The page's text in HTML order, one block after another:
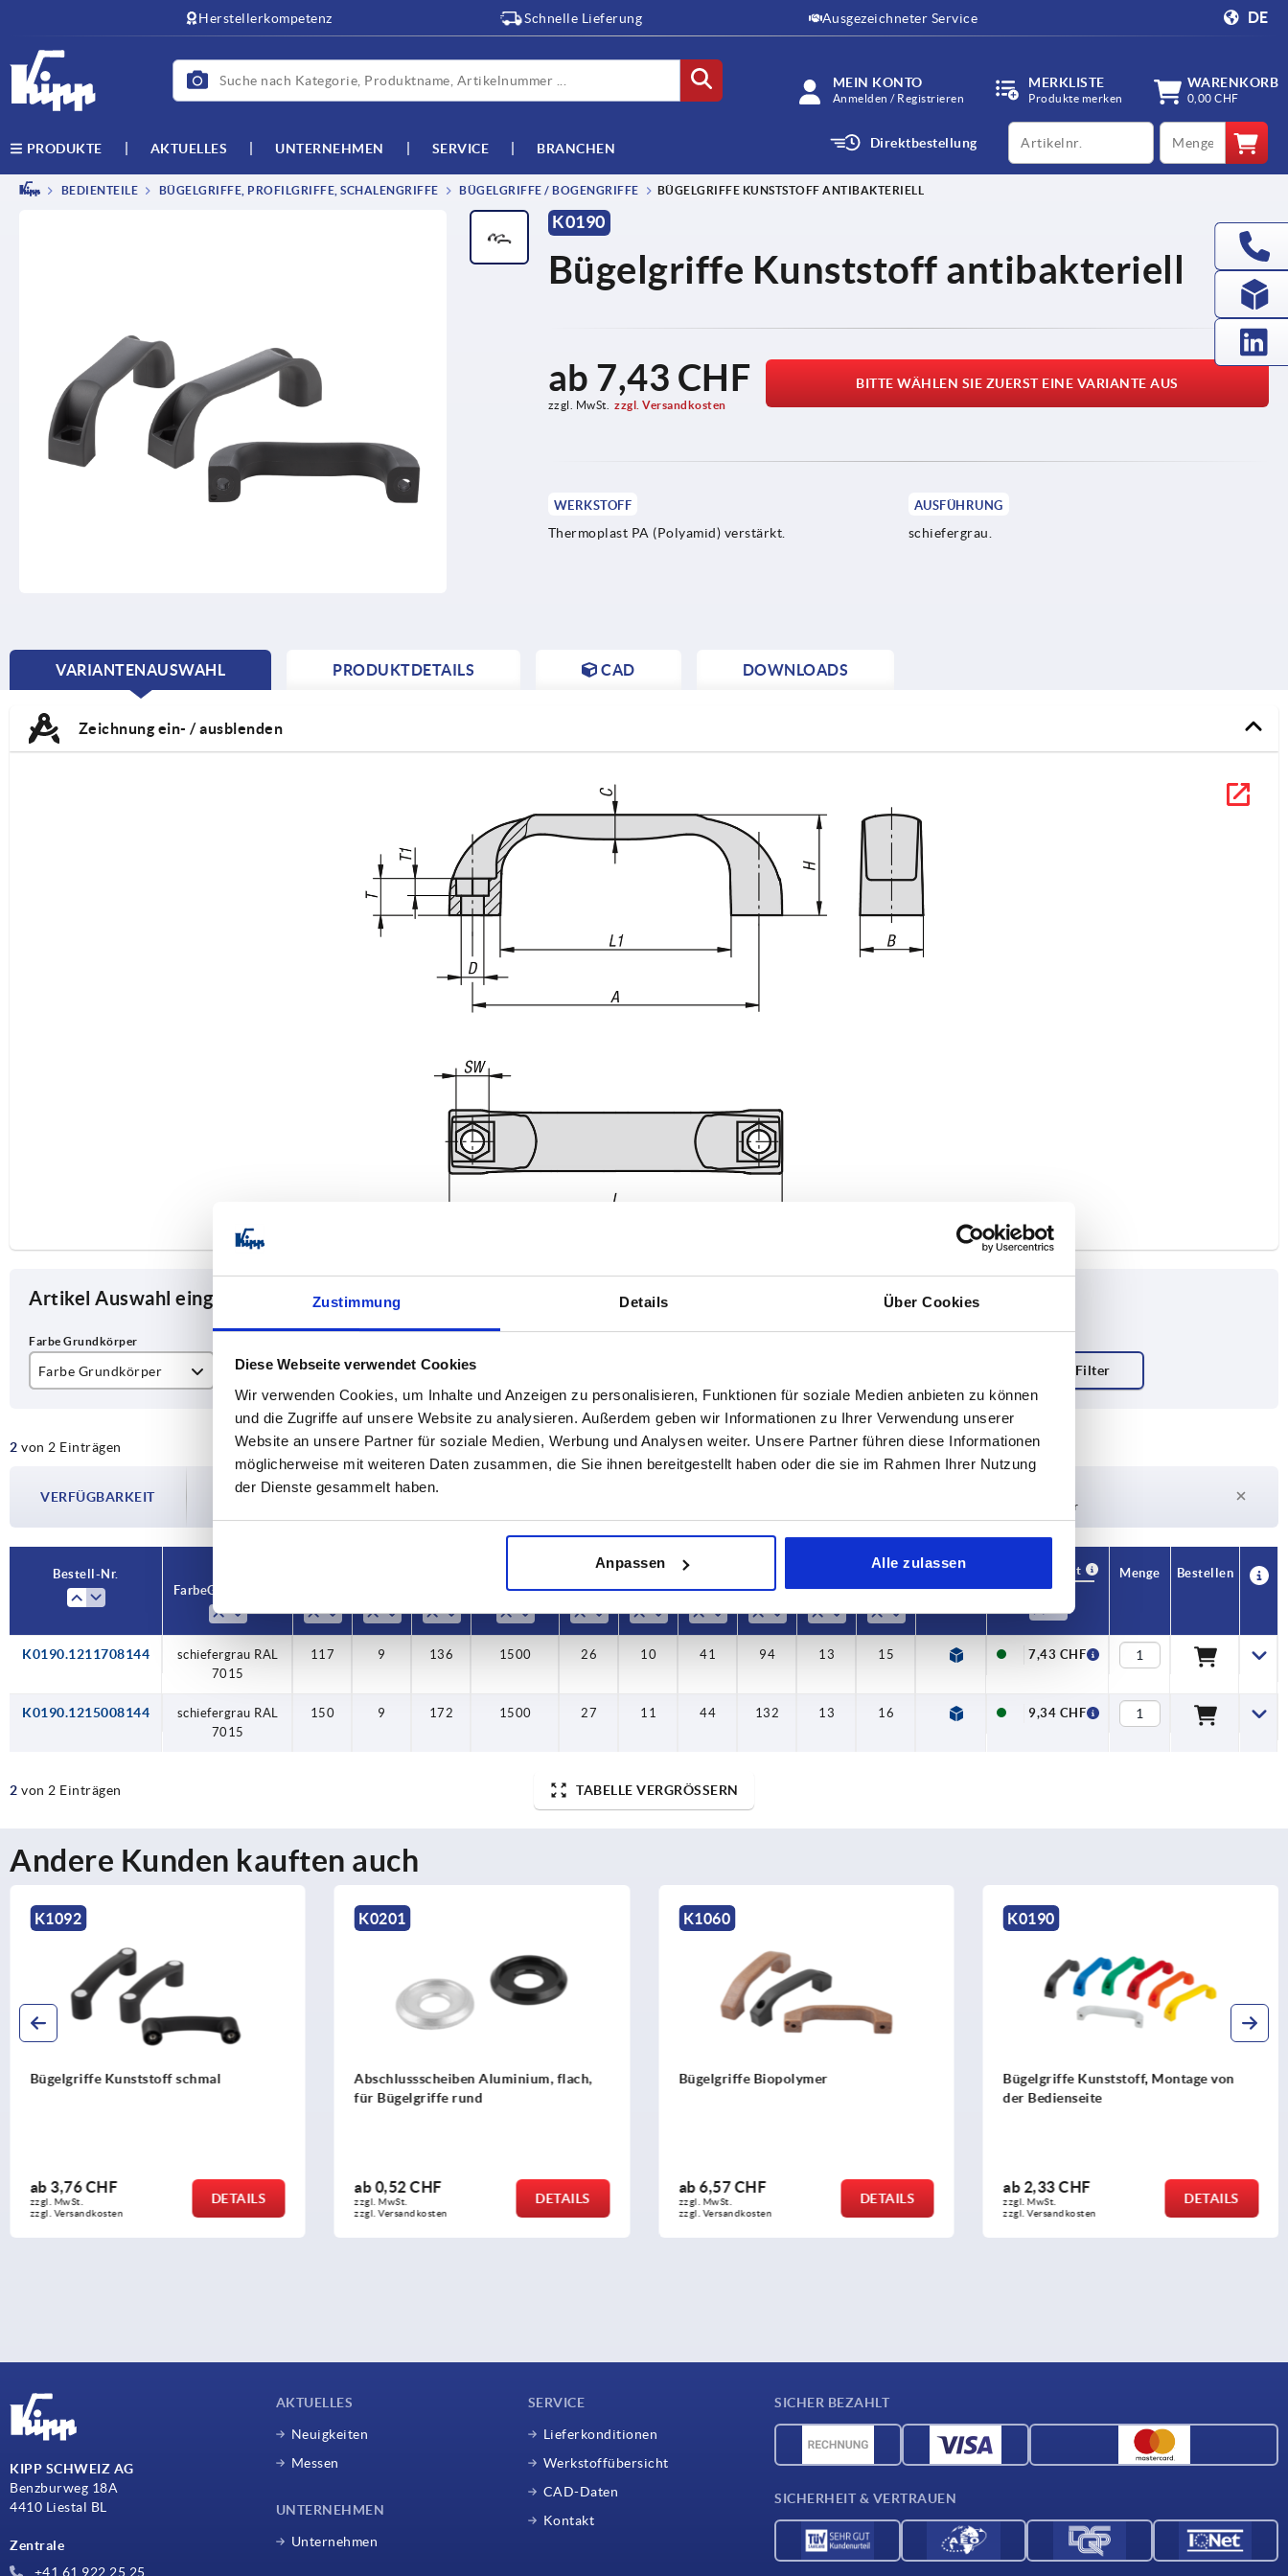
Zustimmung Details Über Cookies
Diese Webseite verwendet Cookies
Wir verwenden Cookies, um Inhalte und Anzeigen zu personalisieren, Funktionen für soziale Medien anbieten zu können
und die Zugriffe auf unsere Website zu analysieren. Außerdem geben wir Informationen zu Ihrer Verwendung unserer
Website an unsere Partner für soziale Medien, Werbung und Analysen weiter. Unsere Partner führen diese Informationen
möglicherweise mit weiteren Daten zusammen, die Sie ihnen bereitgestellt haben oder die sie im Rahmen Ihrer Nutzung
der Dienste gesammelt haben.
Anpassen Alle zulassen
Herstellerkompetenz Schnelle Lieferung Ausgezeichneter Service DE
MEIN KONTO
Anmelden / Registrieren
MERKLISTE
Produkte merken
WARENKORB
0,00 CHF
PRODUKTE AKTUELLES UNTERNEHMEN SERVICE BRANCHEN Direktbestellung
productCode qty
BEDIENTEILE BÜGELGRIFFE, PROFILGRIFFE, SCHALENGRIFFE BÜGELGRIFFE / BOGENGRIFFE BÜGELGRIFFE KUNSTSTOFF ANTIBAKTERIELL
K0190
Bügelgriffe Kunststoff antibakteriell
ab 7,43 CHF
zzgl. MwSt. zzgl. Versandkosten
BITTE WÄHLEN SIE ZUERST EINE VARIANTE AUS
WERKSTOFF
Thermoplast PA (Polyamid) verstärkt.
AUSFÜHRUNG
schiefergrau.
VARIANTENAUSWAHL
CURRENT
PRODUKTDETAILS CAD DOWNLOADS
Zeichnung ein- / ausblenden
Artikel Auswahl eingrenzen
Farbe Grundkörper
150
D
9 136
172
1500
2 von 2 Einträgen TABELLE VERGRÖSSERN
VERFÜGBARKEIT
Im finalen Schritt vor Abschluss Ihrer Bestellung erfahren Sie das bestätigte
Derzeit nicht auf Lager
Bestell-Nr.
Farbe Grundkörper
Tragkraft N B C H L1 SW T T1
Verfügbarkeit
Preis
Menge Bestellen
K0190.1211708144
schiefergrau RAL
7015
117 9 136 1500 26 10 41 94 13 15 7,43 CHF
K0190.1215008144
schiefergrau RAL
7015
150 9 172 1500 27 11 44 132 13 16 9,34 CHF
2 von 2 Einträgen TABELLE VERGRÖSSERN
Andere Kunden kauften auch
K0201
Abschlussscheiben Aluminium, flach,
ab0,52 CHF
zzgl. MwSt.
zzgl. Versandkosten
DETAILS
K1060
Bügelgriffe Biopolymer
ab6,57 CHF
zzgl. MwSt.
zzgl. Versandkosten
DETAILS
K0190
Bügelgriffe Kunststoff, Montage von
ab2,33 CHF
zzgl. MwSt.
zzgl. Versandkosten
DETAILS
K1962
Bügelgriffe Edelstahl mit Dichtring im
Hygienic DESIGN
ab22,41 CHF
zzgl. MwSt.
zzgl. Versandkosten
DETAILS
KIPP SCHWEIZ AG
Benzburweg 18A
4410 Liestal BL
Zentrale
+41 61 922 25 25
AKTUELLES
Neuigkeiten
Messen
UNTERNEHMEN
Unternehmen
SERVICE
Lieferkonditionen
Werkstoffübersicht
CAD-Daten
Kontakt
SICHER BEZAHLT
SICHERHEIT & VERTRAUEN